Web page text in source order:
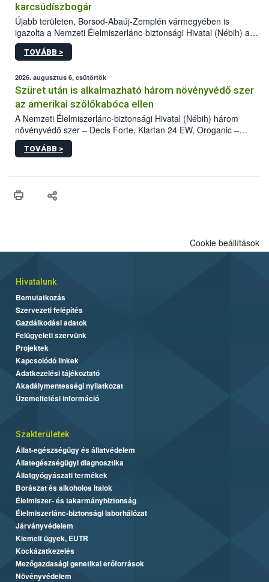
karcsúdíszbogár
Újabb területen, Borsod-Abaúj-Zemplén vármegyében is
igazolta a Nemzeti Élelmiszerlánc-biztonsági Hivatal (Nébih) a
kőrisrontó karcsúdíszbogár (Agrilus planipennis) jelenlétét. A
kártevőt nem csak színcsapdában találták meg, de már fertőzött
az intenzív felderítést, emellett az intézkedéseket a szlovák
hatósággal is összehangolják a terjedés megállítása érdekében.
TOVÁBB >
2026. augusztus 6, csütörtök
Szüret után is alkalmazható három növényvédő szer
az amerikai szőlőkabóca ellen
A Nemzeti Élelmiszerlánc-biztonsági Hivatal (Nébih) három
növényvédő szer – Decis Forte, Klartan 24 EW, Oroganic –
engedélyokiratát módosította, így azok a szüretet követően,
egészen a vesszőérettség (BBCH 91) stádiumáig
érésű szőlőkben is legyen lehetőség a károsító elleni további
felhasználók számára is elérhető és ökológiai termesztésben is
TOVÁBB >
Cookie beállítások
Hivatalunk
Bemutatkozás
Szervezeti felépítés
Gazdálkodási adatok
Felügyeleti szervünk
Projektek
Kapcsolódó linkek
Adatkezelési tájékoztató
Akadálymentességi nyilatkozat
Üzemeltetési információ
Szakterületek
Állat-egészségügy és állatvédelem
Állategészségügyi diagnosztika
Állatgyógyászati termékek
Borászat és alkoholos italok
Élelmiszer- és takarmánybiztonság
Élelmiszerlánc-biztonsági laborhálózat
Járványvédelem
Kiemelt ügyek, EUTR
Kockázatkezelés
Mezőgazdasági genetikai erőforrások
Növényvédelem